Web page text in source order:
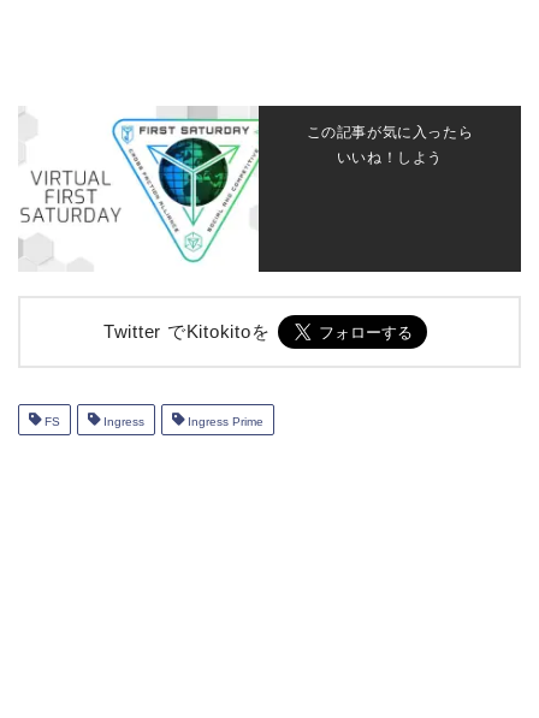
この記事が気に入ったら
いいね！しよう
Twitter でKitokitoを
FS Ingress Ingress Prime